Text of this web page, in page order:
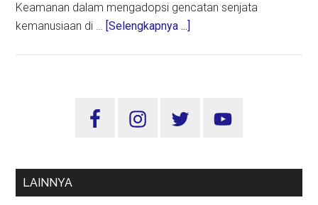
Keamanan dalam mengadopsi gencatan senjata
kemanusiaan di … [Selengkapnya ...]
Resolusi
Sidebar
LAINNYA